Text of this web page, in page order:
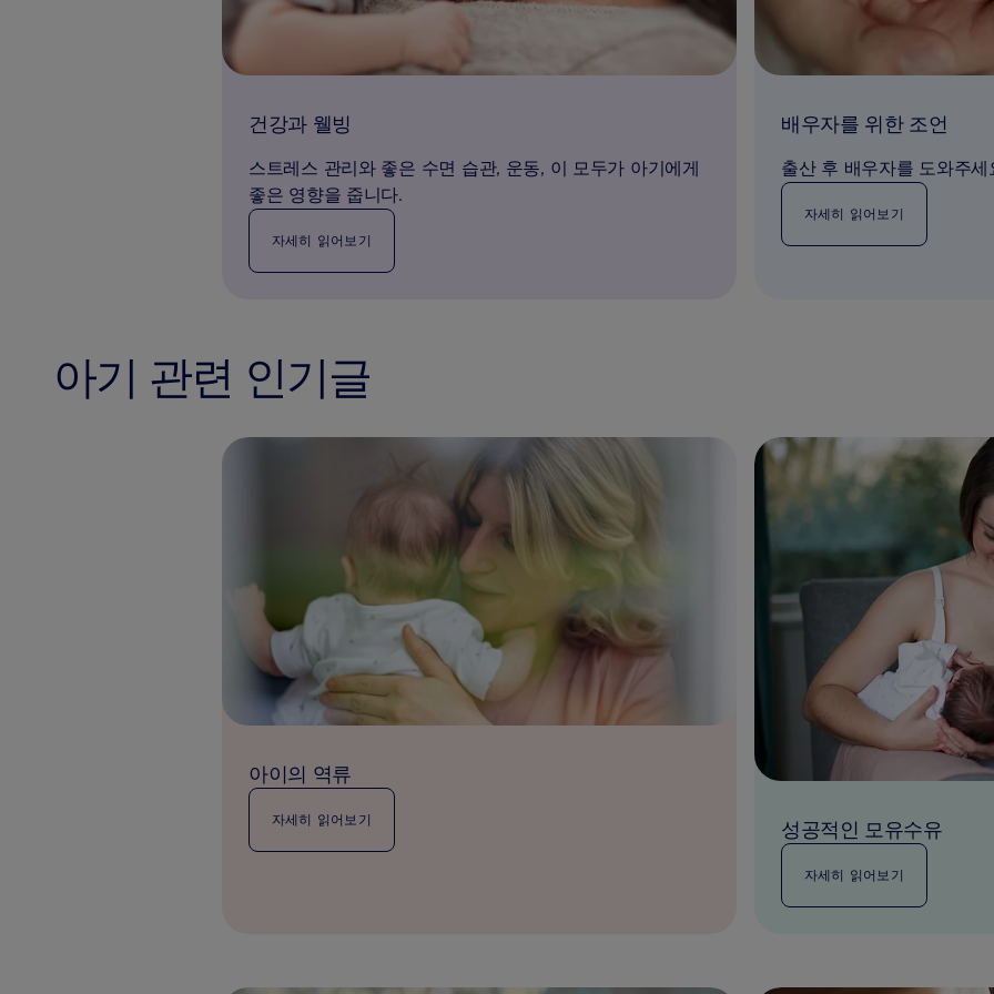
건강과 웰빙
스트레스 관리와 좋은 수면 습관, 운동, 이 모두가 아기에게
좋은 영향을 줍니다.
자세히 읽어보기
배우자를 위한 조언
출산 후 배우자를 도와주세
자세히 읽어보기
아기 관련 인기글
아이의 역류
자세히 읽어보기 성공적인 모유수유
자세히 읽어보기